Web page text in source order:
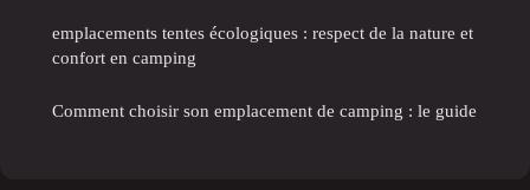
emplacements tentes écologiques : respect de la nature et
confort en camping
Comment choisir son emplacement de camping : le guide